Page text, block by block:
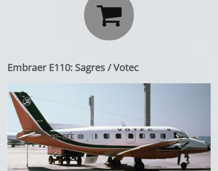

Embraer E110: Sagres / Votec